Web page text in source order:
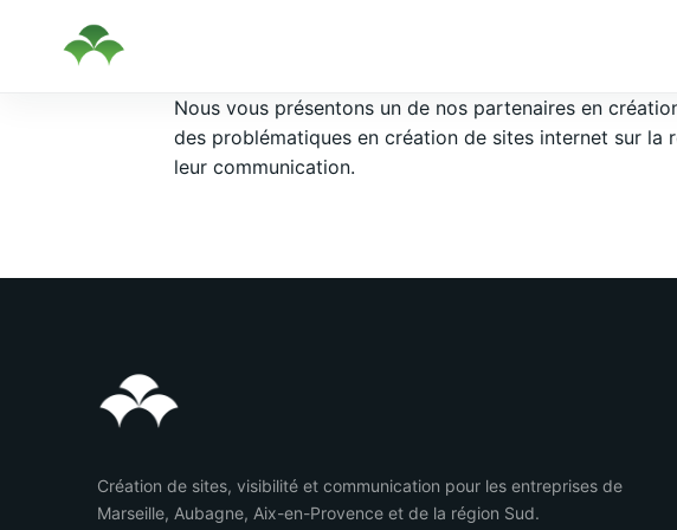
Nous vous présentons un de nos partenaires en
des problématiques en création de sites internet sur la
leur communication.
Création de sites, visibilité et communication pour les entreprises de
Marseille, Aubagne, Aix-en-Provence et de la région Sud.